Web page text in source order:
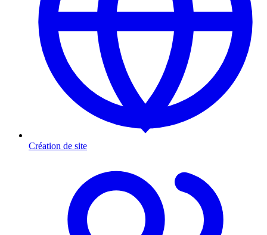
Création de site